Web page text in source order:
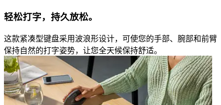
轻松打字，持久放松。
这款紧凑型键盘采用波浪形设计，可使您的手部、腕部和前臂
保持自然的打字姿势，让您全天候保持舒适。